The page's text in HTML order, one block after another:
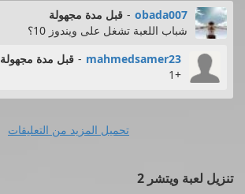
obada007
- قبل مدة مجهولة
شباب اللعبة تشغل على ويندوز 10؟
mahmedsamer23
- قبل مدة مجهولة
+1
تحميل المزيد من التعليقات
تنزيل لعبة ويتشر 2